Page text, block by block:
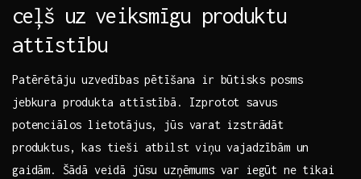
ceļš ⁤uz ⁣veiksmīgu produktu
attīstību
Patērētāju uzvedības⁣ pētīšana​ ir būtisks posms
jebkura produkta‍ attīstībā. Izprotot savus
potenciālos lietotājus,‌ jūs varat⁢ izstrādāt
produktus, kas tieši atbilst⁣ viņu vajadzībām un
gaidām. ⁣Šādā veidā ‍jūsu uzņēmums var iegūt ne tikai